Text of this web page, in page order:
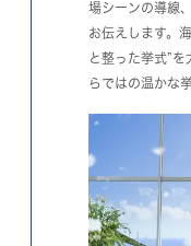
場シーンの導線
お伝えします。
と整った挙式”
らではの温かな